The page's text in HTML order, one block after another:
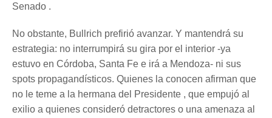
Senado .
No obstante, Bullrich prefirió avanzar. Y mantendrá su
estrategia: no interrumpirá su gira por el interior -ya
estuvo en Córdoba, Santa Fe e irá a Mendoza- ni sus
spots propagandísticos. Quienes la conocen afirman que
no le teme a la hermana del Presidente , que empujó al
exilio a quienes consideró detractores o una amenaza al